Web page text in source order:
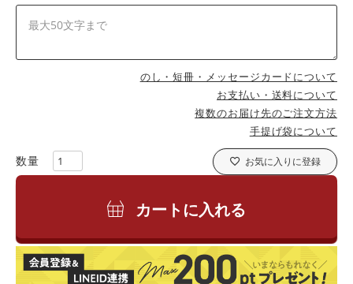
のし・短冊・メッセージカードについて
お支払い・送料について
複数のお届け先のご注文方法
手提げ袋について
お気に入りに登録
カートに入れる